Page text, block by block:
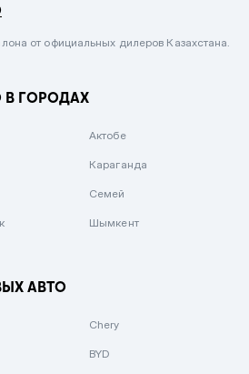
металлик
от официальных дилеров Казахстана.
В ГОРОДАХ
Актобе
Караганда
Семей
Шымкент
АВТО
Chery
BYD